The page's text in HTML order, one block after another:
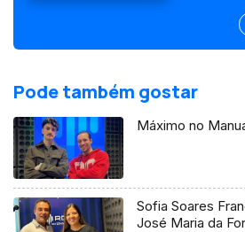
Pode também gostar
Máximo no
Sofia Soares
José Maria da